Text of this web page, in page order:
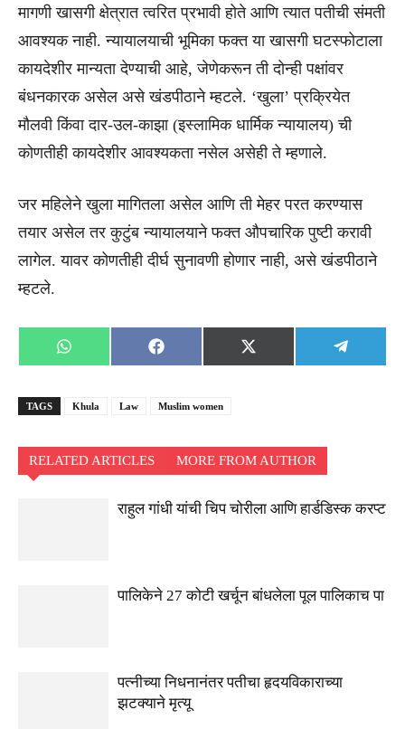
मागणी खासगी क्षेत्रात त्वरित प्रभावी होते आणि त्यात पतीची संमती
आवश्यक नाही. न्यायालयाची भूमिका फक्त या खासगी घटस्फोटाला
कायदेशीर मान्यता देण्याची आहे, जेणेकरून ती दोन्ही पक्षांवर
बंधनकारक असेल असे खंडपीठाने म्हटले. ‘खुला’ प्रक्रियेत
मौलवी किंवा दार-उल-काझा (इस्लामिक धार्मिक न्यायालय) ची
कोणतीही कायदेशीर आवश्यकता नसेल असेही ते म्हणाले.
जर महिलेने खुला मागितला असेल आणि ती मेहर परत करण्यास
तयार असेल तर कुटुंब न्यायालयाने फक्त औपचारिक पुष्टी करावी
लागेल. यावर कोणतीही दीर्घ सुनावणी होणार नाही, असे खंडपीठाने
म्हटले.
Share
on
WhatsApp
Share
on
Facebook
Share
on
X
(Twitter)
Share
on
TAGS Khula Law Muslim women
RELATED ARTICLES MORE FROM AUTHOR
राहुल गांधी यांची चिप चोरीला आणि हार्डडिस्क करप्ट
पालिकेने 27 कोटी खर्चून बांधलेला पूल पालिकाच पा
पत्नीच्या निधनानंतर पतीचा हृदयविकाराच्या
झटक्याने मृत्यू